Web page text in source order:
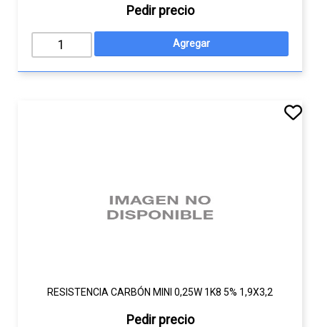
Pedir precio
RESISTENCIA CARBÓN MINI 0,25W 1K8 5% 1,9X3,2
Pedir precio